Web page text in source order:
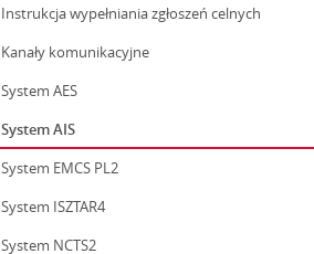
Instrukcja wypełniania zgłoszeń celnych
Kanały komunikacyjne
System AES
System AIS
System EMCS PL2
System ISZTAR4
System NCTS2